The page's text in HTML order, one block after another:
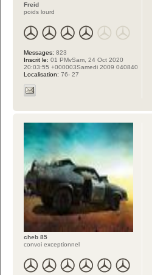
Freid
poids lourd
Messages: 823
Inscrit le: 01 PMvSam, 24 Oct 2020
20:03:55 +000003Samedi 2009 040840
Localisation: 76- 27
cheb 85
convoi exceptionnel